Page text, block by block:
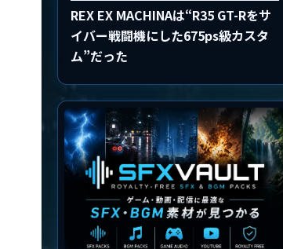
REX EX MACHINAは“R35 GT-Rをサ
イバー戦闘機にした675ps級カスタ
ム”だった